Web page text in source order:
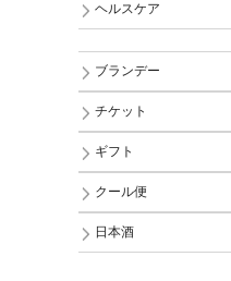
ヘルスケア
ブランデー
チケット
ギフト
クール便
日本酒